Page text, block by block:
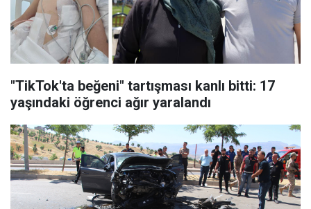
"TikTok'ta beğeni" tartışması kanlı bitti: 17
yaşındaki öğrenci ağır yaralandı